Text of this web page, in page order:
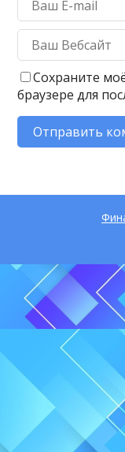
Сохраните
браузере для